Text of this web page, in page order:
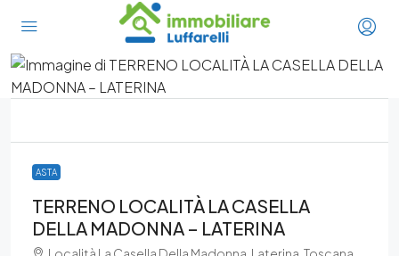
ASTA
TERRENO LOCALITÀ LA CASELLA
DELLA MADONNA – LATERINA